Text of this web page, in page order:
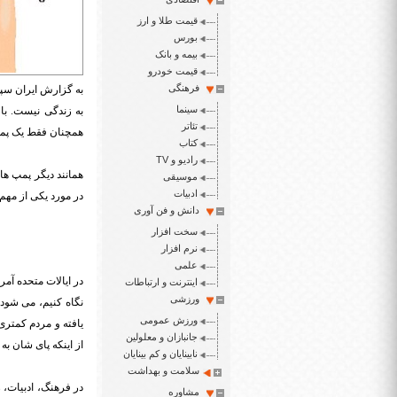
قیمت طلا و ارز
بورس
بیمه و بانک
قیمت خودرو
فرهنگی
سینما
تئاتر
کتاب
رادیو و TV
موسیقی
ادبیات
دانش و فن آوری
سخت افزار
نرم افزار
علمی
اینترنت و ارتباطات
ورزشی
ورزش عمومی
جانبازان و معلولین
نابینایان و کم بینایان
سلامت و بهداشت
مشاوره
به گزارش ایران
به زندگی نیست.
همچنان فقط یک
همانند دیگر پمپ
در مورد یکی از
یافته و مردم
از اینکه پای شان
در فرهنگ،